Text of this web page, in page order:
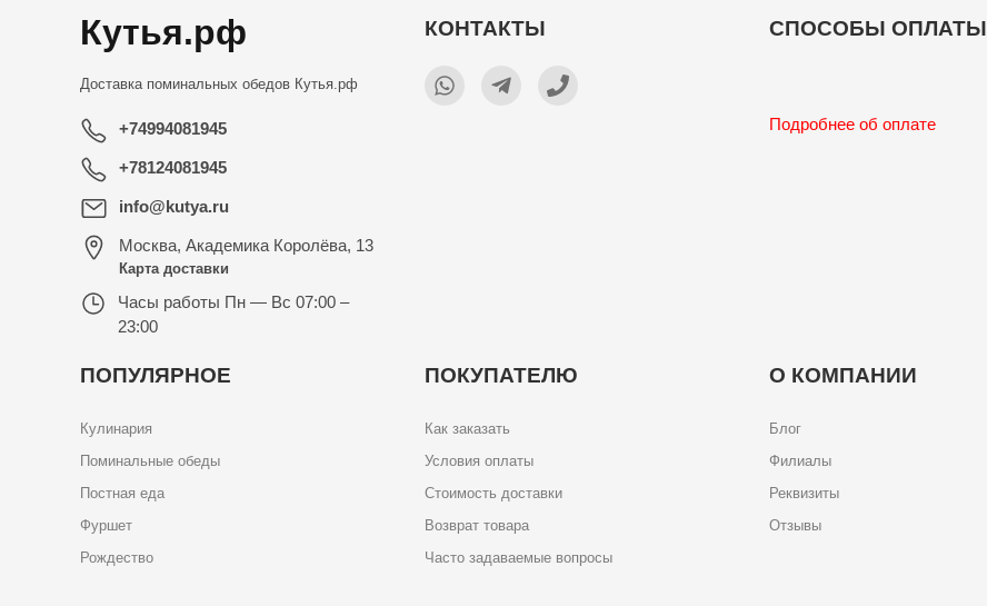
Кутья.рф
Доставка поминальных обедов Кутья.рф
+74994081945
+78124081945
info@kutya.ru
Москва, Академика Королёва, 13
Карта доставки
Часы работы Пн — Вс 07:00 –
23:00
КОНТАКТЫ СПОСОБЫ ОПЛАТЫ
Подробнее об оплате
ПОПУЛЯРНОЕ
Кулинария
Поминальные обеды
Постная еда
Фуршет
Рождество
ПОКУПАТЕЛЮ
Как заказать
Условия оплаты
Стоимость доставки
Возврат товара
Часто задаваемые вопросы
О КОМПАНИИ
Блог
Филиалы
Реквизиты
Отзывы